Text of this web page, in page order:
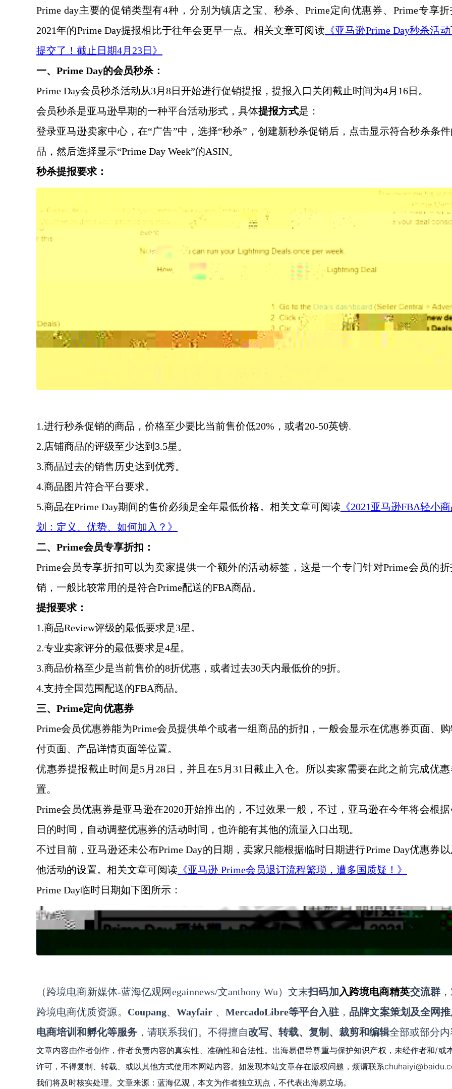
Prime day主要的促销类型有4种，分别为镇店之宝、秒杀、Prime定向优惠券、Prime专享折
2021年的Prime Day提报相比于往年会更早一点。相关文章可阅读 《亚马逊Prime Day秒杀活
提交了！截止日期4月23日》
一、 Prime Day的会员秒杀：
Prime Day会员秒杀活动从3月8日开始进行促销提报，提报入口关闭截止时间为4月16日。
会员秒杀是亚马逊早期的一种平台活动形式，具体提报方式是：
登录亚马逊卖家中心，在“广告”中，选择“秒杀”，创建新秒杀促销后，点击显示符合秒杀条
品，然后选择显示“Prime Day Week”的ASIN。
秒杀提报要求：
1.进行秒杀促销的商品，价格至少要比当前售价低20%，或者20-50英镑.
2.店铺商品的评级至少达到3.5星。
3.商品过去的销售历史达到优秀。
4.商品图片符合平台要求。
5.商品在Prime Day期间的售价必须是全年最低价格。相关文章可阅读 《2021亚马逊FBA轻小
划：定义、优势、如何加入？》
二、 Prime会员专享折扣：
Prime会员专享折扣可以为卖家提供一个额外的活动标签，这是一个专门针对Prime会员的折
销，一般比较常用的是符合Prime配送的FBA商品。
提报要求：
1.商品Review评级的最低要求是3星。
2.专业卖家评分的最低要求是4星。
3.商品价格至少是当前售价的8折优惠，或者过去30天内最低价的9折。
4.支持全国范围配送的FBA商品。
三、 Prime定向优惠券
Prime会员优惠券能为Prime会员提供单个或者一组商品的折扣，一般会显示在优惠券页面、
付页面、产品详情页面等位置。
优惠券提报截止时间是5月28日，并且在5月31日截止入仓。所以卖家需要在此之前完成优惠
置。
Prime会员优惠券是亚马逊在2020开始推出的，不过效果一般，不过，亚马逊在今年将会根据
日的时间，自动调整优惠券的活动时间，也许能有其他的流量入口出现。
不过目前，亚马逊还未公布Prime Day的日期，卖家只能根据临时日期进行Prime Day优惠券
他活动的设置。相关文章可阅读 《亚马逊 Prime会员退订流程繁琐，遭多国质疑！》
Prime Day临时日期如下图所示：
（跨境电商新媒体-蓝海亿观网egainnews/文anthony Wu）文末扫码加入跨境电商精英交流群
跨境电商优质资源。 Coupang、 Wayfair 、 MercadoLibre等平台入驻 ， 品牌文案策划及全网推
电商培训和孵化等服务 ，请联系我们。不得擅自改写、转载、复制、裁剪和编辑全部或部分内
文章内容由作者创作，作者负责内容的真实性、准确性和合法性。出海易倡导尊重与保护知识产权，未经作者和/或
许可，不得复制、转载、或以其他方式使用本网站内容。如发现本站文章存在版权问题，烦请联系
我们将及时核实处理。文章来源：蓝海亿观，本文为作者独立观点，不代表出海易立场。